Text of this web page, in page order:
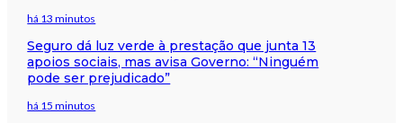
há 13 minutos
Seguro dá luz verde à prestação que junta 13
apoios sociais, mas avisa Governo: “Ninguém
pode ser prejudicado”
há 15 minutos